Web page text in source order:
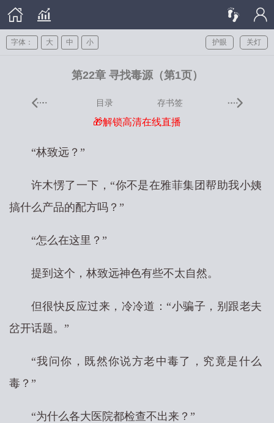
关灯
护眼
字体： 大 中 小
第22章 寻找毒源（第1页）
目录 存书签
🎁解锁高清在线直播
“林致远？”
许木愣了一下，“你不是在雅菲集团帮助我小姨
搞什么产品的配方吗？”
“怎么在这里？”
提到这个，林致远神色有些不太自然。
但很快反应过来，冷冷道：“小骗子，别跟老夫
岔开话题。”
“我问你，既然你说方老中毒了，究竟是什么
毒？”
“为什么各大医院都检查不出来？”